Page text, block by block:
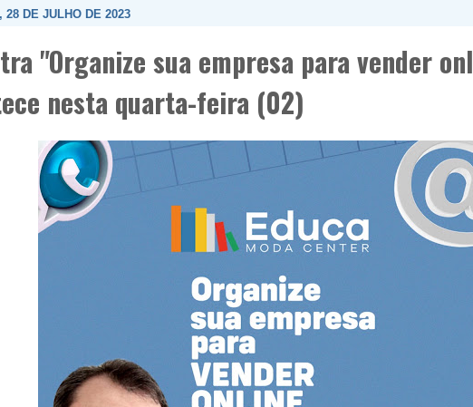
28 DE JULHO DE 2023
"Organize sua empresa para vender
nesta quarta-feira (02)